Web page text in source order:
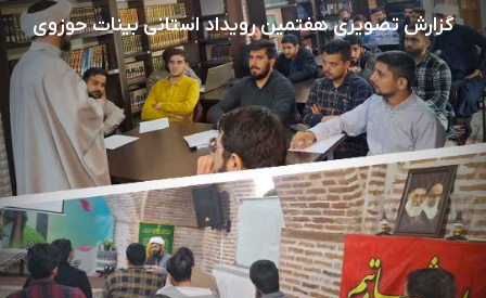
گزارش تصویری هفتمین رویداد استانی بینات حوزوی